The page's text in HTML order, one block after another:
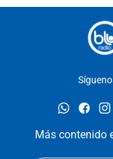
whatsapp
Más contenido